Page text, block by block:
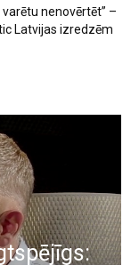
nenovērtēt” –
Latvijas izredzēm